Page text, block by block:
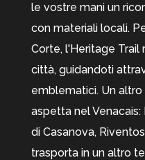
le vostre mani un
con materiali locali.
Corte, l'Heritage Trail
città, guidandoti
emblematici. Un
aspetta nel
di Casanova,
trasporta in un altro